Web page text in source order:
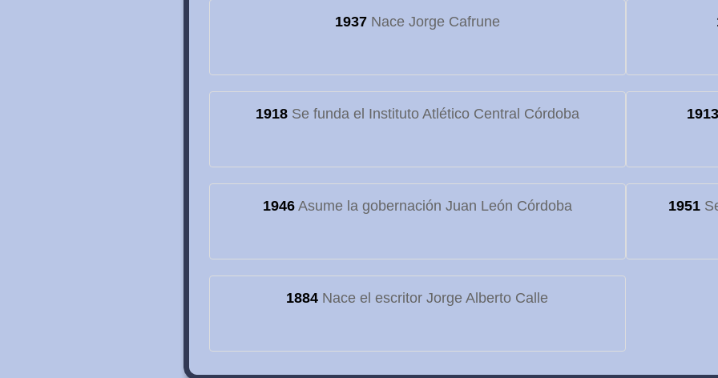
1937Nace Jorge Cafrune
1918Se funda el Instituto Atlético Central Córdoba 1913
1946Asume la gobernación Juan León Córdoba 1951
1884 Nace el escritor Jorge Alberto Calle